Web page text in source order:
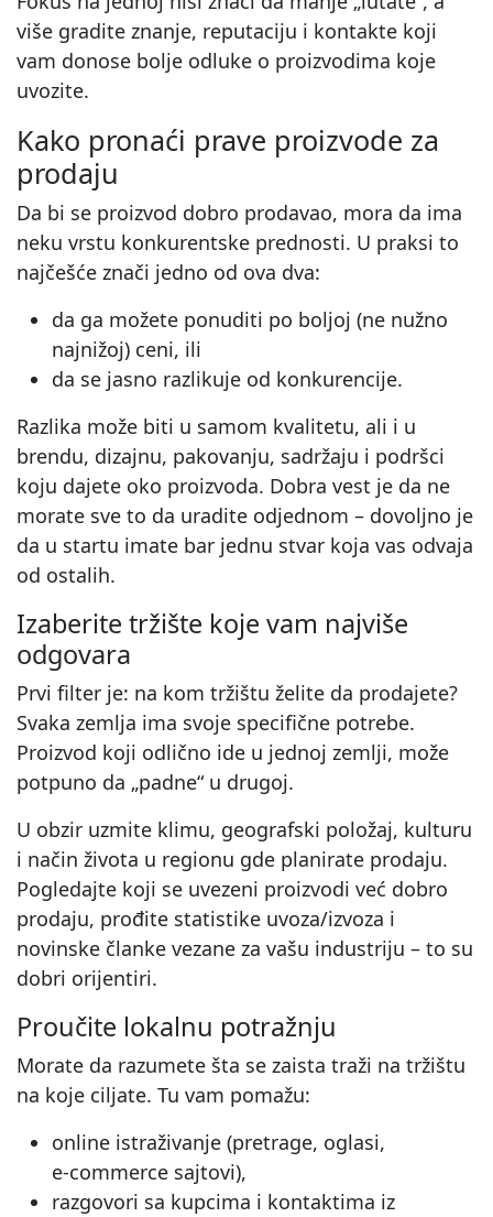
više gradite znanje, reputaciju i kontakte koji
vam donose bolje odluke o proizvodima koje
uvozite.
Kako pronaći prave proizvode za
prodaju
Da bi se proizvod dobro prodavao, mora da ima
neku vrstu konkurentske prednosti. U praksi to
najčešće znači jedno od ova dva:
da ga možete ponuditi po boljoj (ne nužno
najnižoj) ceni, ili
da se jasno razlikuje od konkurencije.
Razlika može biti u samom kvalitetu, ali i u
brendu, dizajnu, pakovanju, sadržaju i podršci
koju dajete oko proizvoda. Dobra vest je da ne
morate sve to da uradite odjednom – dovoljno je
da u startu imate bar jednu stvar koja vas odvaja
od ostalih.
Izaberite tržište koje vam najviše
odgovara
Prvi filter je: na kom tržištu želite da prodajete?
Svaka zemlja ima svoje specifične potrebe.
Proizvod koji odlično ide u jednoj zemlji, može
potpuno da „padne“ u drugoj.
U obzir uzmite klimu, geografski položaj, kulturu
i način života u regionu gde planirate prodaju.
Pogledajte koji se uvezeni proizvodi već dobro
prodaju, prođite statistike uvoza/izvoza i
novinske članke vezane za vašu industriju – to su
dobri orijentiri.
Proučite lokalnu potražnju
Morate da razumete šta se zaista traži na tržištu
na koje ciljate. Tu vam pomažu:
online istraživanje (pretrage, oglasi,
e‑commerce sajtovi),
razgovori sa kupcima i kontaktima iz